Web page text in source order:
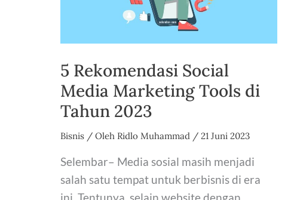
5 Rekomendasi Social
Media Marketing Tools di
Tahun 2023
Bisnis/ Oleh Ridlo Muhammad / 21 Juni 2023
Selembar– Media sosial masih menjadi
salah satu tempat untuk berbisnis di era